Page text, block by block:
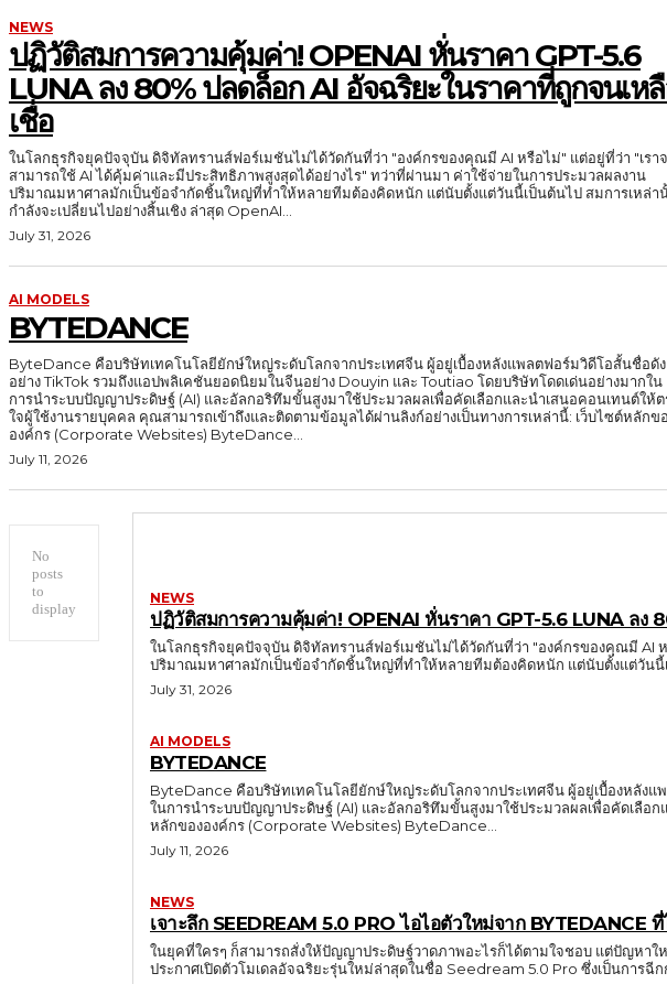
NEWS
ปฏิวัติสมการความคุ้มค่า! OPENAI หั่นราคา GPT-5.6
LUNA ลง 80% ปลดล็อก AI อัจฉริยะในราคาที่ถูกจนเห
เชื่อ
ในโลกธุรกิจยุคปัจจุบัน ดิจิทัลทรานส์ฟอร์เมชันไม่ได้วัดกันที่ว่า "องค์กรของคุณมี AI หรือไม่" แต่อยู่ที่ว่า "เรา
สามารถใช้ AI ได้คุ้มค่าและมีประสิทธิภาพสูงสุดได้อย่างไร" ทว่าที่ผ่านมา ค่าใช้จ่ายในการประมวลผลงาน
ปริมาณมหาศาลมักเป็นข้อจำกัดชิ้นใหญ่ที่ทำให้หลายทีมต้องคิดหนัก แต่นับตั้งแต่วันนี้เป็นต้นไป สมการเหล่า
กำลังจะเปลี่ยนไปอย่างสิ้นเชิง ล่าสุด OpenAI...
July 31, 2026
AI MODELS
BYTEDANCE
ByteDance คือบริษัทเทคโนโลยียักษ์ใหญ่ระดับโลกจากประเทศจีน ผู้อยู่เบื้องหลังแพลตฟอร์มวิดีโอสั้นชื่อดัง
อย่าง TikTok รวมถึงแอปพลิเคชันยอดนิยมในจีนอย่าง Douyin และ Toutiao โดยบริษัทโดดเด่นอย่างมากใน
การนำระบบปัญญาประดิษฐ์ (AI) และอัลกอริทึมขั้นสูงมาใช้ประมวลผลเพื่อคัดเลือกและนำเสนอคอนเทนต์ให้ต
ใจผู้ใช้งานรายบุคคล คุณสามารถเข้าถึงและติดตามข้อมูลได้ผ่านลิงก์อย่างเป็นทางการเหล่านี้: เว็บไซต์หลักของ
องค์กร (Corporate Websites) ByteDance...
July 11, 2026
No
posts
to
display
NEWS
ปฏิวัติสมการความคุ้มค่า! OPENAI หั่นราคา GPT-5.6 LUNA ลง
ในโลกธุรกิจยุคปัจจุบัน ดิจิทัลทรานส์ฟอร์เมชันไม่ได้วัดกันที่ว่า "องค์กรของคุณมี AI
July 31, 2026
AI MODELS
BYTEDANCE
ByteDance คือบริษัทเทคโนโลยียักษ์ใหญ่ระดับโลกจากประเทศจีน ผู้อยู่เบื้องหลัง
ในการนำระบบปัญญาประดิษฐ์ (AI) และอัลกอริทึมขั้นสูงมาใช้ประมวลผลเพื่อคัดเลือกแล
หลักขององค์กร (Corporate Websites) ByteDance...
July 11, 2026
NEWS
เจาะลึก SEEDREAM 5.0 PRO ไอไอตัวใหม่จาก
ในยุคที่ใครๆ ก็สามารถสั่งให้ปัญญาประดิษฐ์วาดภาพอะไรก็ได้ตามใจชอบ แต่ปัญหา
ประกาศเปิดตัวโมเดลอัจฉริยะรุ่นใหม่ล่าสุดในชื่อ Seedream 5.0 Pro ซึ่งเป็นการฉี